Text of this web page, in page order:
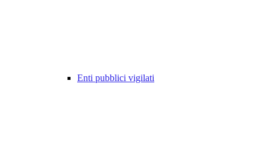
Enti pubblici vigilati